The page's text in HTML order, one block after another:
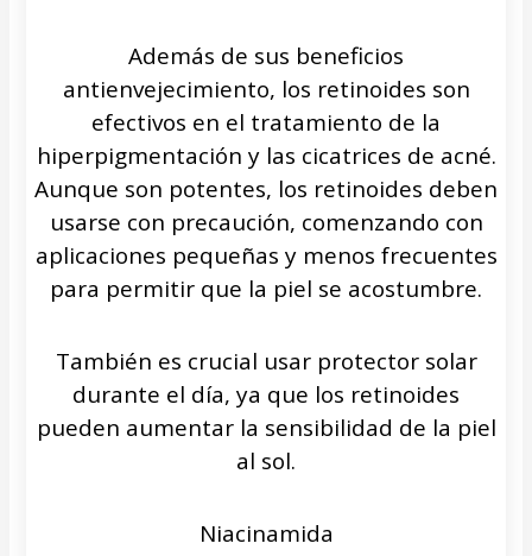
Además de sus beneficios
antienvejecimiento, los retinoides son
efectivos en el tratamiento de la
hiperpigmentación y las cicatrices de acné.
Aunque son potentes, los retinoides deben
usarse con precaución, comenzando con
aplicaciones pequeñas y menos frecuentes
para permitir que la piel se acostumbre.
También es crucial usar protector solar
durante el día, ya que los retinoides
pueden aumentar la sensibilidad de la piel
al sol.
Niacinamida